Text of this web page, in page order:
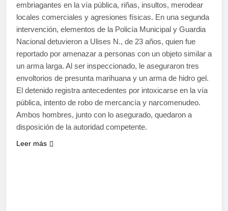
embriagantes en la vía pública, riñas, insultos, merodear
locales comerciales y agresiones físicas. En una segunda
intervención, elementos de la Policía Municipal y Guardia
Nacional detuvieron a Ulises N., de 23 años, quien fue
reportado por amenazar a personas con un objeto similar a
un arma larga. Al ser inspeccionado, le aseguraron tres
envoltorios de presunta marihuana y un arma de hidro gel.
El detenido registra antecedentes por intoxicarse en la vía
pública, intento de robo de mercancía y narcomenudeo.
Ambos hombres, junto con lo asegurado, quedaron a
disposición de la autoridad competente.
Leer más